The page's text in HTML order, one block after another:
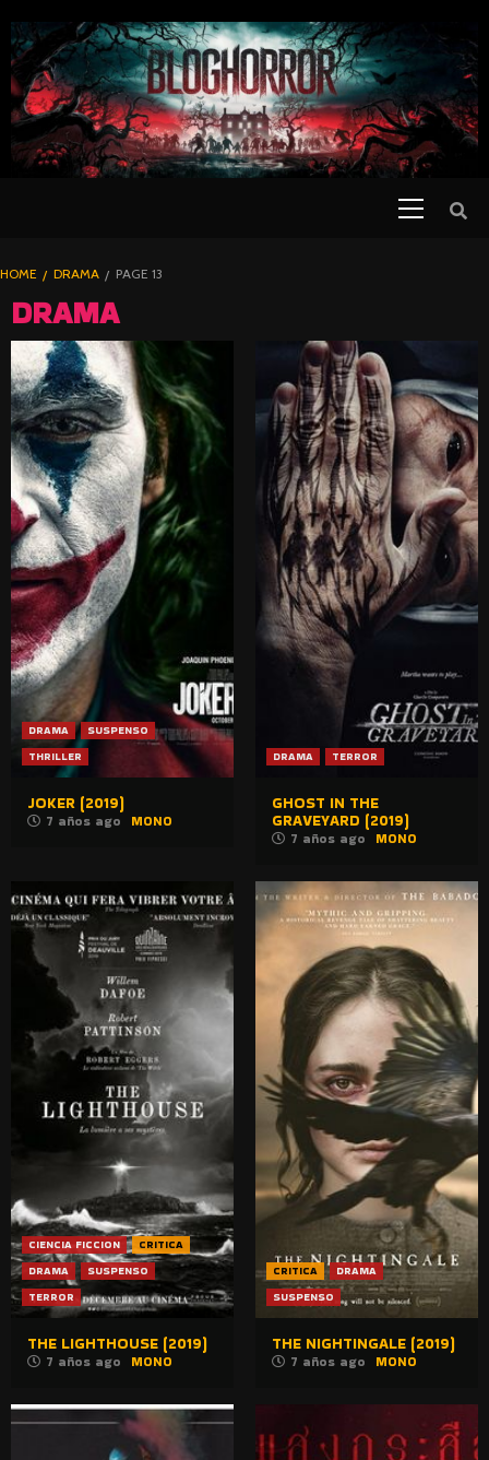
TO
CONTENT
BLOGHORROR
⋆
HOME DRAMA PAGE 13
DRAMA
DRAMA
SUSPENSO
THRILLER
JOKER (2019)
7 años ago MONO
DRAMA TERROR
GHOST IN THE
GRAVEYARD (2019)
7 años ago MONO
CIENCIA FICCION
CRITICA
DRAMA
SUSPENSO
TERROR
THE LIGHTHOUSE (2019)
7 años ago MONO
CRITICA
DRAMA
SUSPENSO
THE NIGHTINGALE (2019)
7 años ago MONO